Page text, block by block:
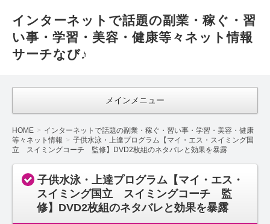
インターネットで話題の副業・稼ぐ・習
い事・学習・美容・健康等々ネット情報
サーチなび♪
メインメニュー
HOME
インターネットで話題の副業・稼ぐ・習い事・学習・美容・健康
等々ネット情報
子供水泳・上達プログラム【マイ・エス・スイミング国
立 スイミングコーチ 監修】DVD2枚組のネタバレと効果を暴露
子供水泳・上達プログラム【マイ・エス・
スイミング国立 スイミングコーチ 監
修】DVD2枚組のネタバレと効果を暴露